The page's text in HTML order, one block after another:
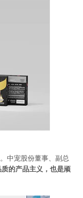
中宠股份董事、副总
的产品主义，也是顽